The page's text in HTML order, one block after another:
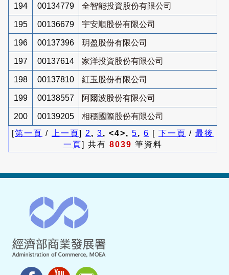
194 00134779 全智能投資股份有限公司
195 00136679 宇安順股份有限公司
196 00137396 玥盈股份有限公司
197 00137614 家洋投資股份有限公司
198 00137810 紅玉股份有限公司
199 00138557 阿爾波股份有限公司
200 00139205
相穩國際股份有限公司
[第一頁 / 上一頁] 2 , 3, <4>, 5, 6 [ 下一頁 / 最後
一頁] 共有 8039 筆資料